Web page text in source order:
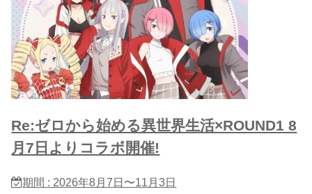
Re:ゼロから始める異世界生活×ROUND1 8
月7日よりコラボ開催!
期間 : 2026年8月7日〜11月3日